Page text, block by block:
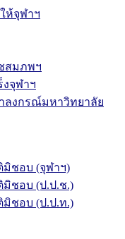
ห้จุฬาฯ
สมภพฯ
จุฬาฯ
ลงกรณ์มหาวิทยาลัย
มิชอบ (จุฬาฯ)
มิชอบ (ป.ป.ช.)
มิชอบ (ป.ป.ท.)